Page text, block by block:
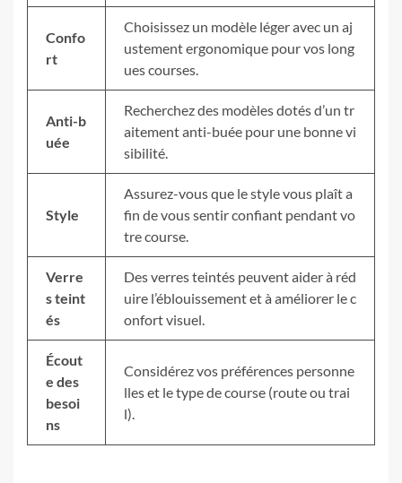
Confo
rt
Choisissez un modèle léger avec un aj
ustement ergonomique pour vos long
ues courses.
Anti-b
uée
Recherchez des modèles dotés d’un tr
aitement anti-buée pour une bonne vi
sibilité.
Style
Assurez-vous que le style vous plaît a
fin de vous sentir confiant pendant vo
tre course.
Verre
s teint
és
Des verres teintés peuvent aider à réd
uire l’éblouissement et à améliorer le c
onfort visuel.
Écout
e des
besoi
ns
Considérez vos préférences personne
lles et le type de course (route ou trai
l).